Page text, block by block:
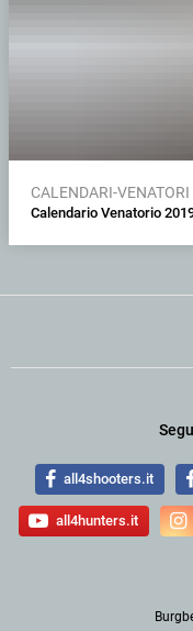
CALENDARI-VENATORI
Calendario Venatorio
all4shooters.it
all4hunters.it